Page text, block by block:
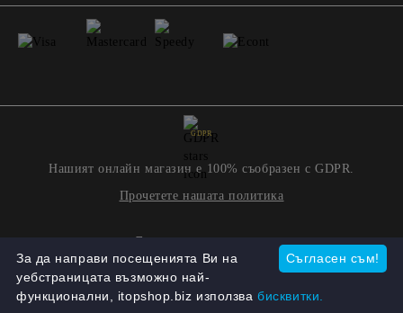
GDPR
Нашият онлайн магазин е 100% съобразен с GDPR.
Прочетете нашата политика
Онлайн магазин от SELITON
Съгласен съм!
За да направи посещенията Ви на
уебстраницата възможно най-
функционални, itopshop.biz използвабисквитки.